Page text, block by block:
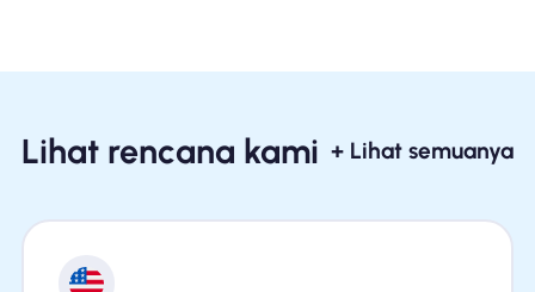
Lihat rencana kami + Lihat semuanya